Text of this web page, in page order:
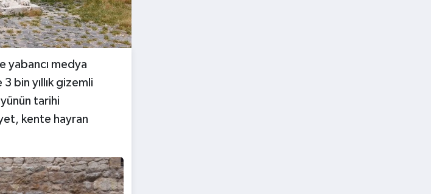
yabancı medya
bin yıllık gizemli
tarihi
kente hayran